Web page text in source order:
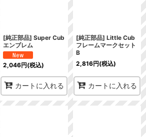
[純正部品] Super Cub
エンブレム
2,046円(税込)
カートに入れる
[純正部品] Little Cub
フレームマークセット
B
2,816円(税込)
カートに入れる